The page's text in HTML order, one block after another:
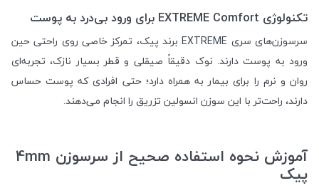
تکنولوژی EXTREME Comfort برای ورود بی‌درد به پوست
سرسوزن‌های سری EXTREME برند پیک، تمرکز خاصی روی راحتی حین
ورود به پوست دارند. نوک دقیقاً صیقلی و قطر بسیار نازک، تجربه‌ای
روان و نرم را برای بیمار به همراه دارد؛ حتی افرادی که پوست حساس
دارند، راحت‌تر با این سوزن انسولین تزریق را انجام می‌دهند.
آموزش نحوه استفاده صحیح از سرسوزن 4mm
پیک